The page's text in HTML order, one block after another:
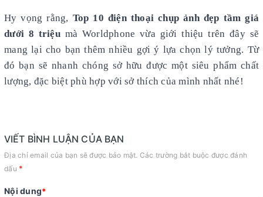
Hy vọng rằng, Top 10 điện thoại chụp ảnh đẹp tầm giá
dưới 8 triệumà Worldphone vừa giới thiệu trên đây sẽ
mang lại cho bạn thêm nhiều gợi ý lựa chọn lý tưởng. Từ
đó bạn sẽ nhanh chóng sở hữu được một siêu phẩm chất
lượng, đặc biệt phù hợp với sở thích của mình nhất nhé!
VIẾT BÌNH LUẬN CỦA BẠN
Địa chỉ email của bạn sẽ được bảo mật. Các trường bắt buộc được đánh
dấu *
Nội dung*